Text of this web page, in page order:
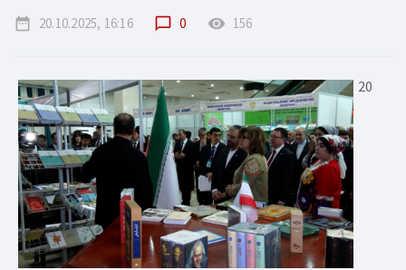
date_range 20.10.2025, 16:16 chat_bubble_outline 0 remove_red_eye 156
20